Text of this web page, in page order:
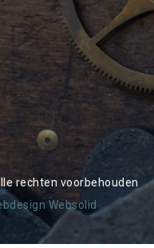
rechten voorbehouden
Websolid